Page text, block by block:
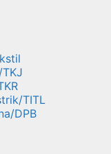
TITL
DPB